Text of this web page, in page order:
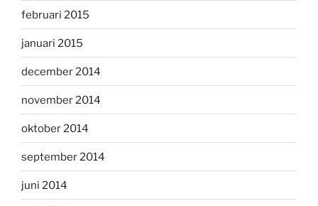
februari 2015
januari 2015
december 2014
november 2014
oktober 2014
september 2014
juni 2014